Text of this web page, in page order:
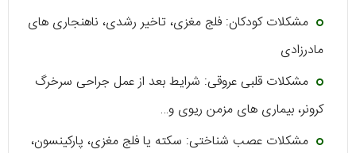
مشکلات کودکان: فلج مغزی، تاخیر رشدی، ناهنجاری های
مادرزادی
مشکلات قلبی عروقی: شرایط بعد از عمل جراحی سرخرگ
کرونر، بیماری های مزمن ریوی و…
مشکلات عصب شناختی: سکته یا فلج مغزی، پارکینسون،